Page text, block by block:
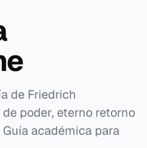
de Friedrich
poder, eterno retorno
académica para